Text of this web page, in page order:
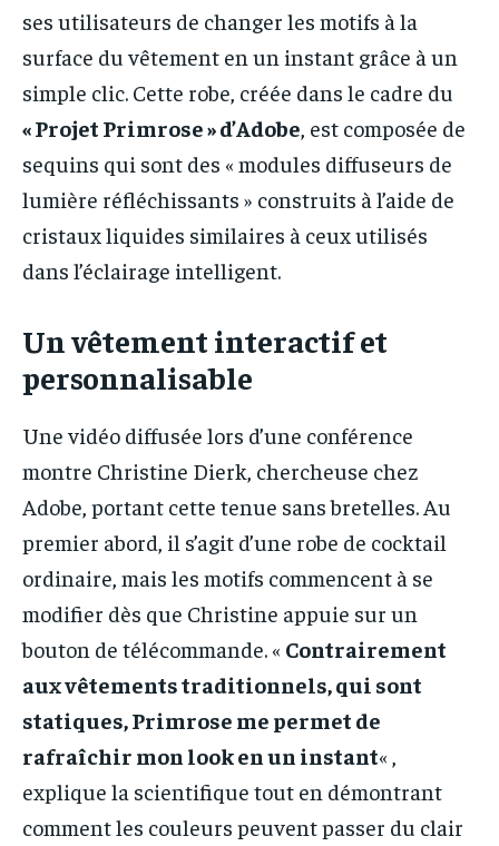
ses utilisateurs de changer les motifs à la
surface du vêtement en un instant grâce à un
simple clic. Cette robe, créée dans le cadre du
« Projet Primrose » d’Adobe , est composée de
sequins qui sont des « modules diffuseurs de
lumière réfléchissants » construits à l’aide de
cristaux liquides similaires à ceux utilisés
dans l’éclairage intelligent.
Un vêtement interactif et
personnalisable
Une vidéo diffusée lors d’une conférence
montre Christine Dierk, chercheuse chez
Adobe, portant cette tenue sans bretelles. Au
premier abord, il s’agit d’une robe de cocktail
ordinaire, mais les motifs commencent à se
modifier dès que Christine appuie sur un
bouton de télécommande. « Contrairement
aux vêtements traditionnels, qui sont
statiques, Primrose me permet de
rafraîchir mon look en un instant« ,
explique la scientifique tout en démontrant
comment les couleurs peuvent passer du clair